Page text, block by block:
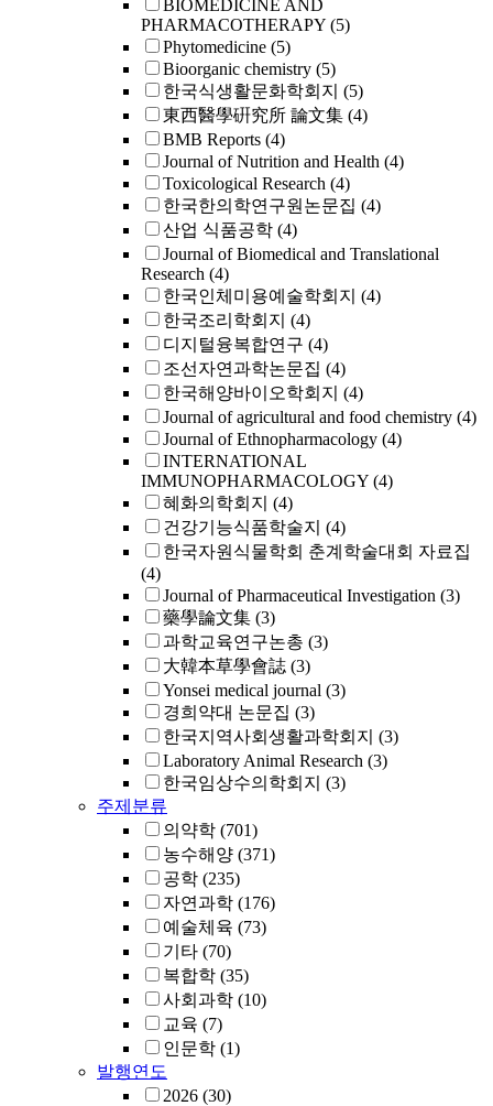
BIOMEDICINE AND
PHARMACOTHERAPY (5)
Phytomedicine (5)
Bioorganic chemistry (5)
한국식생활문화학회지 (5)
東西醫學硏究所 論文集 (4)
BMB Reports (4)
Journal of Nutrition and Health (4)
Toxicological Research (4)
한국한의학연구원논문집 (4)
산업 식품공학 (4)
Journal of Biomedical and Translational
Research (4)
한국인체미용예술학회지 (4)
한국조리학회지 (4)
디지털융복합연구 (4)
조선자연과학논문집 (4)
한국해양바이오학회지 (4)
Journal of agricultural and food chemistry (4)
Journal of Ethnopharmacology (4)
INTERNATIONAL
IMMUNOPHARMACOLOGY (4)
혜화의학회지 (4)
건강기능식품학술지 (4)
한국자원식물학회 춘계학술대회 자료집
(4)
Journal of Pharmaceutical Investigation (3)
藥學論文集 (3)
과학교육연구논총 (3)
大韓本草學會誌 (3)
Yonsei medical journal (3)
경희약대 논문집 (3)
한국지역사회생활과학회지 (3)
Laboratory Animal Research (3)
한국임상수의학회지 (3)
주제분류
의약학 (701)
농수해양 (371)
공학 (235)
자연과학 (176)
예술체육 (73)
기타 (70)
복합학 (35)
사회과학 (10)
교육 (7)
인문학 (1)
발행연도
2026 (30)